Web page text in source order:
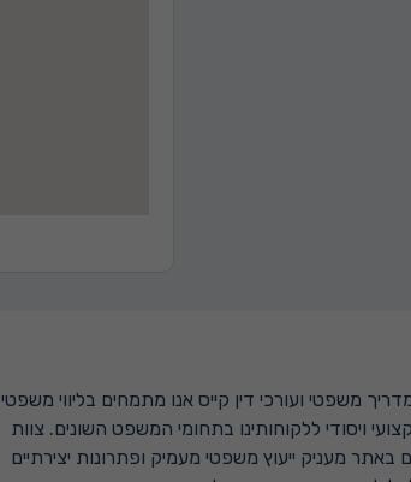
משפטי ועורכי דין קייס אנו מתמחים בליווי משפטי
ויסודי ללקוחותינו בתחומי המשפט השונים. צוות
באתר מעניק ייעוץ משפטי מעמיק ופתרונות יצירתיים